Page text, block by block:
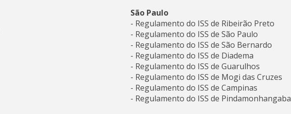
São Paulo
- Regulamento do ISS de Ribeirão Preto
- Regulamento do ISS de São Paulo
- Regulamento do ISS de São Bernardo
- Regulamento do ISS de Diadema
- Regulamento do ISS de Guarulhos
- Regulamento do ISS de Mogi das Cruzes
- Regulamento do ISS de Campinas
- Regulamento do ISS de Pindamonhangaba